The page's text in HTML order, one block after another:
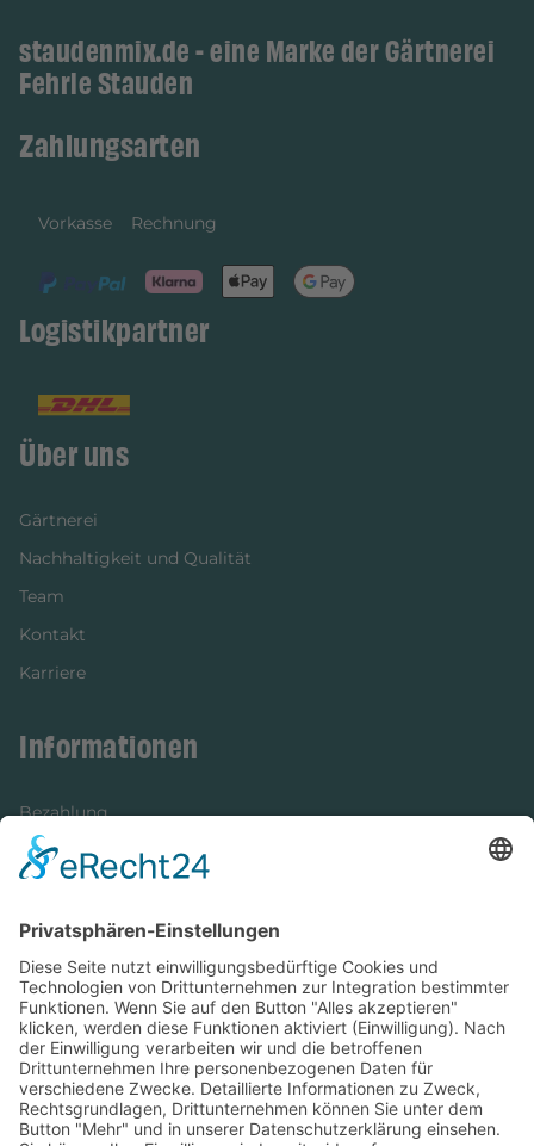
staudenmix.de - eine Marke der Gärtnerei
Fehrle Stauden
Zahlungsarten
Vorkasse Rechnung
Logistikpartner
Über uns
Gärtnerei
Nachhaltigkeit und Qualität
Team
Kontakt
Karriere
Informationen
Bezahlung
Newsletter
Versandinformationen
Verfügbarkeit/Verträglichkeit
Rechtliches
Widerrufsrecht und Widerrufsformular
Impressum